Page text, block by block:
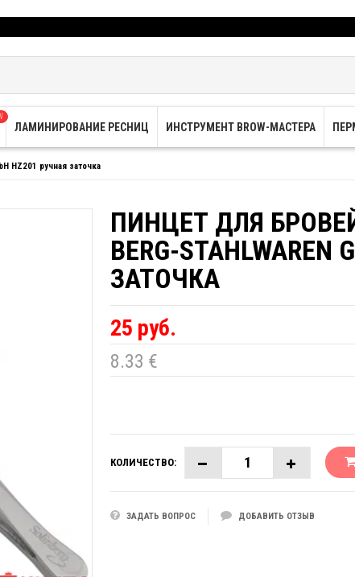
ЛАМИНИРОВАНИЕ РЕСНИЦ ИНСТРУМЕНТ BROW-МАСТЕРА
HZ201 ручная заточка
ПИНЦЕТ ДЛЯ
BERG-
ЗАТОЧКА
25 руб.
8.33 €
КОЛИЧЕСТВО:
ЗАДАТЬ ВОПРОС ДОБАВИТЬ ОТЗЫВ